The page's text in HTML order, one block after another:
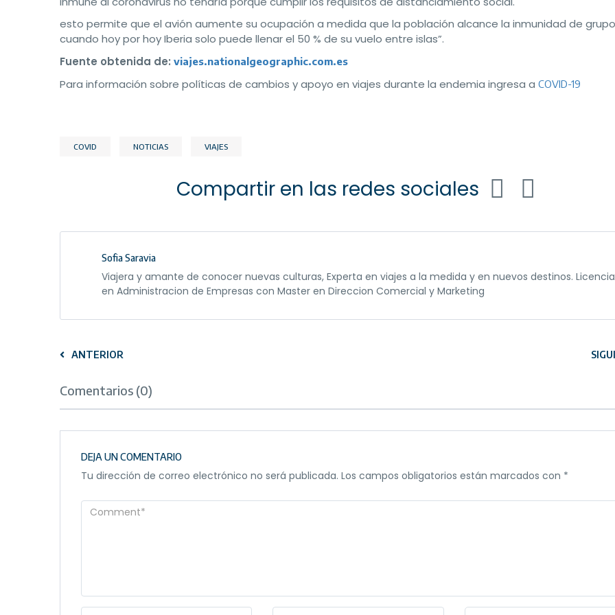
esto permite que el avión aumente su ocupación a medida que la población alcance la inmunidad de
cuando hoy por hoy Iberia solo puede llenar el 50 % de su vuelo entre islas”.
Fuente obtenida de: viajes.nationalgeographic.com.es
Para información sobre políticas de cambios y apoyo en viajes durante la endemia ingresa a COVID-19
COVID NOTICIAS VIAJES
Compartir en las redes sociales
Sofia Saravia
Viajera y amante de conocer nuevas culturas, Experta en viajes a la medida y en nuevos destinos.
en Administracion de Empresas con Master en Direccion Comercial y Marketing
ANTERIOR
Comentarios (0)
DEJA UN COMENTARIO
Tu dirección de correo electrónico no será publicada. Los campos obligatorios están marcados con *